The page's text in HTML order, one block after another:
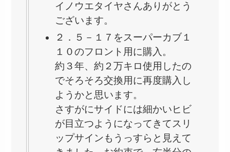
イノウエタイヤさんありがとう
ございます。
２．５－１７をスーパーカブ１
１０のフロント用に購入。
約３年、約２万キロ使用したの
でそろそろ交換用に再度購入し
ようかと思います。
さすがにサイドには細かいヒビ
が目立つようになってきてスリ
ップサインもうっすらと見えて